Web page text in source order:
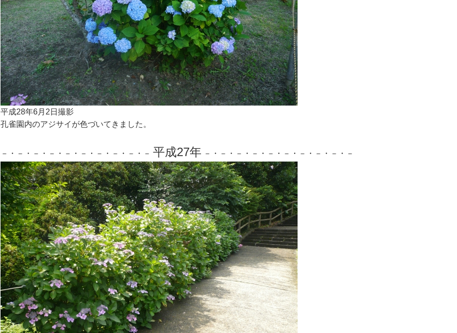
平成28年6月2日撮影
孔雀園内のアジサイが色づいてきました。
－・－・－・－・－・－・－・－・－・－ 平成27年 －・－・－・－・－・－・－・－・－・－